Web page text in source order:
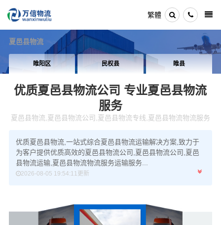
繁體
夏邑县物流
民权县 睢县 宁陵县
优质夏邑县物流公司 专业夏邑县物流
服务
夏邑县物流,夏邑县物流公司,夏邑县物流专线,夏邑县物流物流服务
优质夏邑县物流,一站式综合夏邑县物流运输解决方案,致力于
为客户提供优质高效的夏邑县物流公司,夏邑县物流公司,夏邑
县物流运输,夏邑县物流物流服务运输服务...
2026-08-05 19:54:11更新